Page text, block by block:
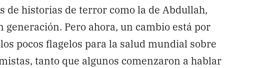
de historias de terror como la de Abdullah,
generación. Pero ahora, un cambio está por
pocos flagelos para la salud mundial sobre
tanto que algunos comenzaron a hablar